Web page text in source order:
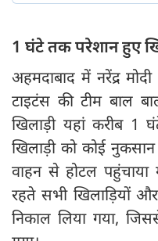
1 घंटे तक परेशान हुए
अहमदाबाद में नरेंद्र
टाइटंस की टीम बाल
खिलाड़ी यहां करीब 1
खिलाड़ी को कोई
वाहन से होटल
रहते सभी खिलाड़ियों
निकाल लिया गया,